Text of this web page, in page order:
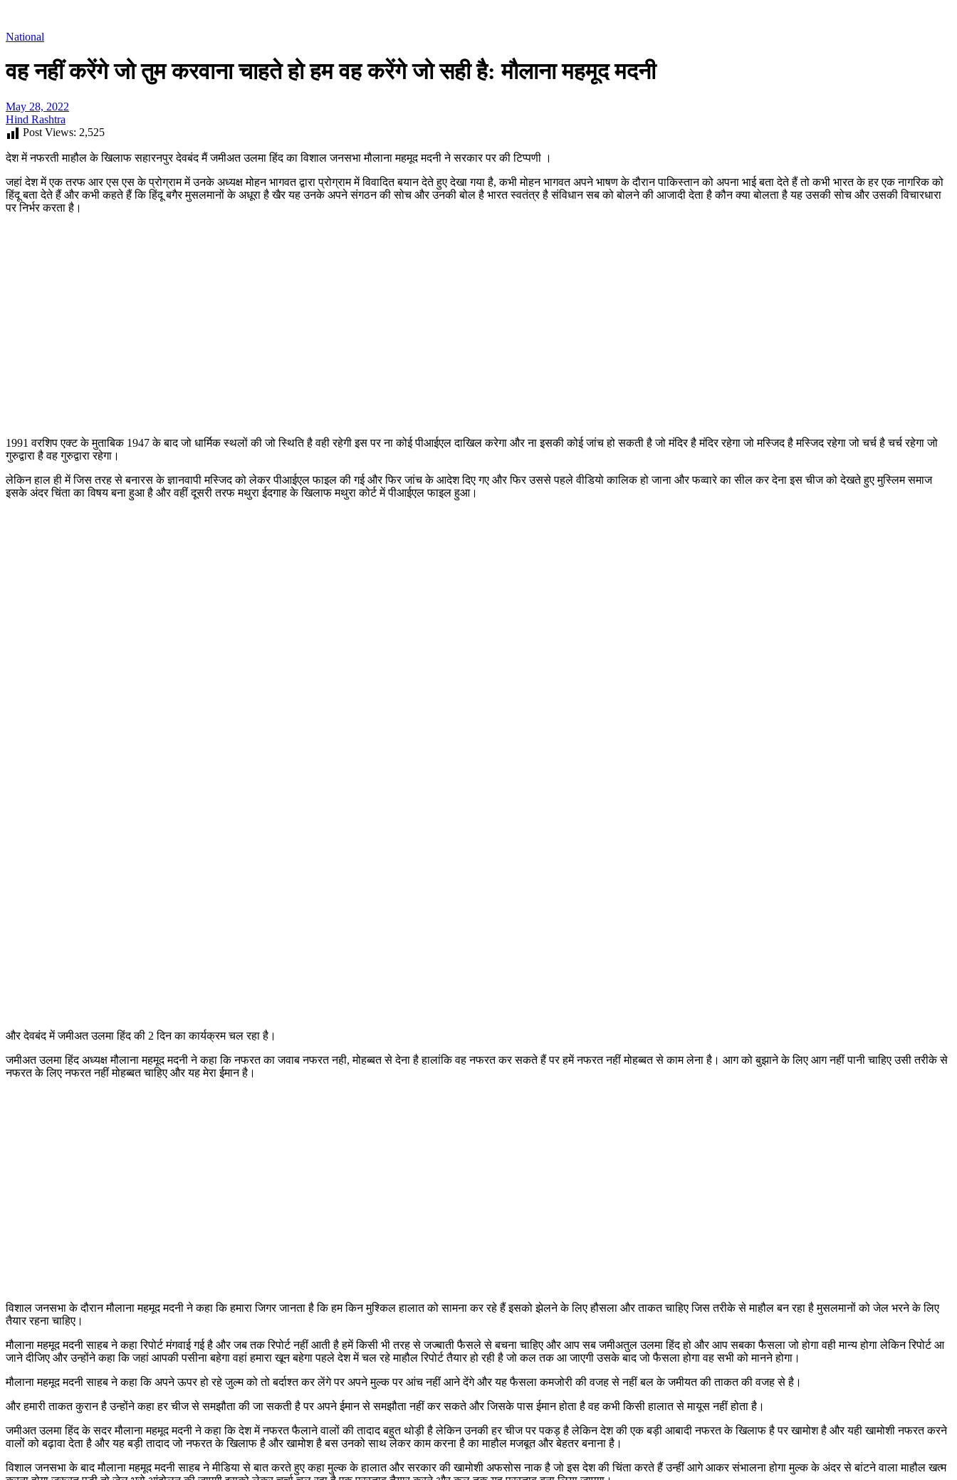
National
वह नहीं करेंगे जो तुम करवाना चाहते हो हम वह करेंगे जो सही है: मौलाना महमूद मदनी
May 28, 2022
Hind Rashtra
Post Views: 2,525
देश में नफरती माहौल के खिलाफ सहारनपुर देवबंद मैं जमीअत उलमा हिंद का विशाल जनसभा मौलाना महमूद मदनी ने सरकार पर की टिप्पणी ।
जहां देश में एक तरफ आर एस एस के प्रोग्राम में उनके अध्यक्ष मोहन भागवत द्वारा प्रोग्राम में विवादित बयान देते हुए देखा गया है, कभी मोहन भागवत अपने भाषण के दौरान पाकिस्तान को अपना भाई बता देते हैं तो कभी भारत के हर एक नागरिक को
हिंदू बता देते हैं और कभी कहते हैं कि हिंदू बगैर मुसलमानों के अधूरा है खैर यह उनके अपने संगठन की सोच और उनकी बोल है भारत स्वतंत्र है संविधान सब को बोलने की आजादी देता है कौन क्या बोलता है यह उसकी सोच और उसकी विचारधारा
पर निर्भर करता है।
1991 वरशिप एक्ट के मुताबिक 1947 के बाद जो धार्मिक स्थलों की जो स्थिति है वही रहेगी इस पर ना कोई पीआईएल दाखिल करेगा और ना इसकी कोई जांच हो सकती है जो मंदिर है मंदिर रहेगा जो मस्जिद है मस्जिद रहेगा जो चर्च है चर्च रहेगा जो
गुरुद्वारा है वह गुरुद्वारा रहेगा।
लेकिन हाल ही में जिस तरह से बनारस के ज्ञानवापी मस्जिद को लेकर पीआईएल फाइल की गई और फिर जांच के आदेश दिए गए और फिर उससे पहले वीडियो कालिक हो जाना और फव्वारे का सील कर देना इस चीज को देखते हुए मुस्लिम समाज
इसके अंदर चिंता का विषय बना हुआ है और वहीं दूसरी तरफ मथुरा ईदगाह के खिलाफ मथुरा कोर्ट में पीआईएल फाइल हुआ।
और देवबंद में जमीअत उलमा हिंद की 2 दिन का कार्यक्रम चल रहा है।
जमीअत उलमा हिंद अध्यक्ष मौलाना महमूद मदनी ने कहा कि नफरत का जवाब नफरत नही, मोहब्बत से देना है हालांकि वह नफरत कर सकते हैं पर हमें नफरत नहीं मोहब्बत से काम लेना है। आग को बुझाने के लिए आग नहीं पानी चाहिए उसी तरीके से
नफरत के लिए नफरत नहीं मोहब्बत चाहिए और यह मेरा ईमान है।
विशाल जनसभा के दौरान मौलाना महमूद मदनी ने कहा कि हमारा जिगर जानता है कि हम किन मुश्किल हालात को सामना कर रहे हैं इसको झेलने के लिए हौसला और ताकत चाहिए जिस तरीके से माहौल बन रहा है मुसलमानों को जेल भरने के लिए
तैयार रहना चाहिए।
मौलाना महमूद मदनी साहब ने कहा रिपोर्ट मंगवाई गई है और जब तक रिपोर्ट नहीं आती है हमें किसी भी तरह से जज्बाती फैसले से बचना चाहिए और आप सब जमीअतुल उलमा हिंद हो और आप सबका फैसला जो होगा वही मान्य होगा लेकिन रिपोर्ट आ
जाने दीजिए और उन्होंने कहा कि जहां आपकी पसीना बहेगा वहां हमारा खून बहेगा पहले देश में चल रहे माहौल रिपोर्ट तैयार हो रही है जो कल तक आ जाएगी उसके बाद जो फैसला होगा वह सभी को मानने होगा।
मौलाना महमूद मदनी साहब ने कहा कि अपने ऊपर हो रहे जुल्म को तो बर्दाश्त कर लेंगे पर अपने मुल्क पर आंच नहीं आने देंगे और यह फैसला कमजोरी की वजह से नहीं बल के जमीयत की ताकत की वजह से है।
और हमारी ताकत कुरान है उन्होंने कहा हर चीज से समझौता की जा सकती है पर अपने ईमान से समझौता नहीं कर सकते और जिसके पास ईमान होता है वह कभी किसी हालात से मायूस नहीं होता है।
जमीअत उलमा हिंद के सदर मौलाना महमूद मदनी ने कहा कि देश में नफरत फैलाने वालों की तादाद बहुत थोड़ी है लेकिन उनकी हर चीज पर पकड़ है लेकिन देश की एक बड़ी आबादी नफरत के खिलाफ है पर खामोश है और यही खामोशी नफरत करने
वालों को बढ़ावा देता है और यह बड़ी तादाद जो नफरत के खिलाफ है और खामोश है बस उनको साथ लेकर काम करना है का माहौल मजबूत और बेहतर बनाना है।
विशाल जनसभा के बाद मौलाना महमूद मदनी साहब ने मीडिया से बात करते हुए कहा मुल्क के हालात और सरकार की खामोशी अफसोस नाक है जो इस देश की चिंता करते हैं उन्हीं आगे आकर संभालना होगा मुल्क के अंदर से बांटने वाला माहौल खत्म